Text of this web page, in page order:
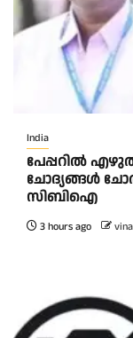
India
പേപ്പറിൽ
ചോദ്യങ്ങൾ
സിബിഐ
3 hours ago